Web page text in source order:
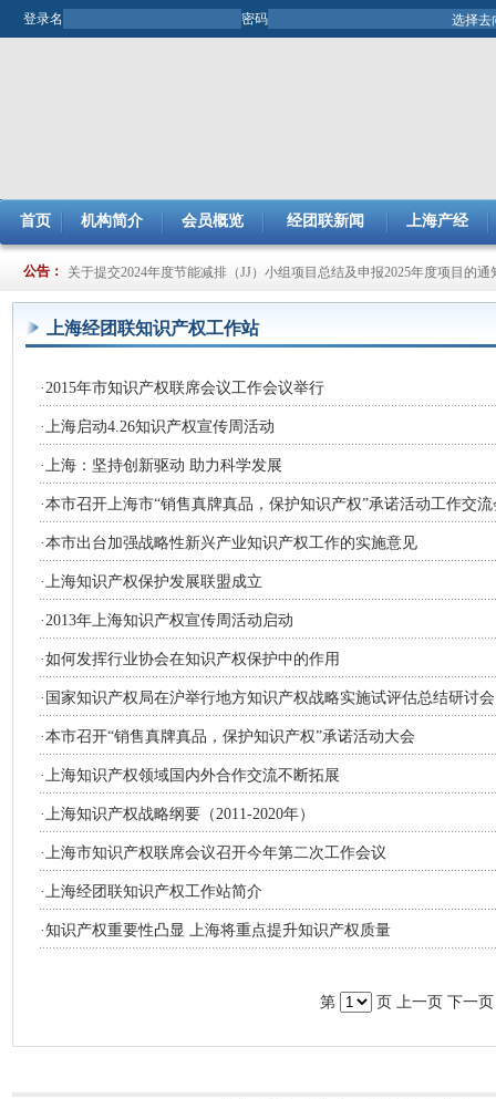
登录名 密码
首页 机构简介 会员概览 经团联新闻 上海产经
公告：
关于开展2025年市企业管理现代化创新成果评审工作的通知
关于提交2024年度节能减排（JJ）小组项目总结及申报2025年度项目的通
上海经团联知识产权工作站
·2015年市知识产权联席会议工作会议举行
·上海启动4.26知识产权宣传周活动
·上海：坚持创新驱动 助力科学发展
·本市召开上海市“销售真牌真品，保护知识产权”承诺活动工作交流
·本市出台加强战略性新兴产业知识产权工作的实施意见
·上海知识产权保护发展联盟成立
·2013年上海知识产权宣传周活动启动
·如何发挥行业协会在知识产权保护中的作用
· 国家知识产权局在沪举行地方知识产权战略实施试评估总结研讨会
·本市召开“销售真牌真品，保护知识产权”承诺活动大会
·上海知识产权领域国内外合作交流不断拓展
·上海知识产权战略纲要（2011-2020年）
·上海市知识产权联席会议召开今年第二次工作会议
·上海经团联知识产权工作站简介
·知识产权重要性凸显 上海将重点提升知识产权质量
第 页 上一页 下一页